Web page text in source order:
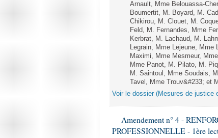
Arnault, Mme Belouassa-
Boumertit, M. Boyard, M.
Chikirou, M. Clouet, M.
Feld, M. Fernandes, Mme
Kerbrat, M. Lachaud, M.
Legrain, Mme Lejeune,
Maximi, Mme Mesmeur,
Mme Panot, M. Pilato, M.
M. Saintoul, Mme Soudais,
Tavel, Mme Trouv&#233; et
Voir le dossier (Mesures de justice
Amendement n° 4 -
PROFESSIONNELLE - 1ère